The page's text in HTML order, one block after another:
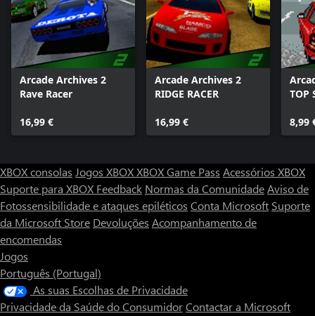
Arcade Archives 2
Rave Racer
16,99 €
Arcade Archives 2
RIDGE RACER
16,99 €
TOP
8,99
XBOX consolas Jogos XBOXXBOX Game Pass Acessórios XBOX
Suporte para XBOX Feedback Normas da ComunidadeAviso de
Fotossensibilidade e ataques epiléticos Conta Microsoft Suporte
da Microsoft Store Devoluções Acompanhamento de
encomendas
Jogos
Português (Portugal)
As suas Escolhas de Privacidade
Privacidade da Saúde do ConsumidorContactar a Microsoft